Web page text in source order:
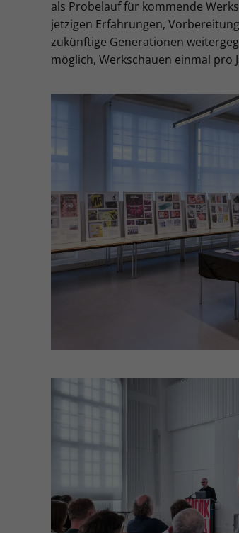
als Probelauf für kommende
jetzigen Erfahrungen,
zukünftige Generationen
möglich, Werkschauen einmal pro